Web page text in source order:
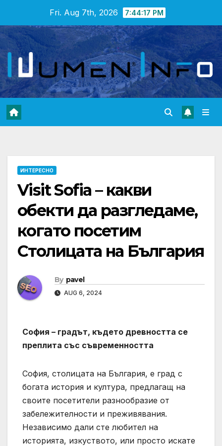
content
Fri. Aug 7th, 2026 7:44:18 PM
ИНТЕРЕСНО
Visit Sofia – какви
обекти да разгледаме,
когато посетим
Столицата на България
By pavel
AUG 6, 2024
София – градът, където древността се
преплита със съвременността
София, столицата на България, е град с
богата история и култура, предлагащ на
своите посетители разнообразие от
забележителности и преживявания.
Независимо дали сте любител на
историята, изкуството, или просто искате